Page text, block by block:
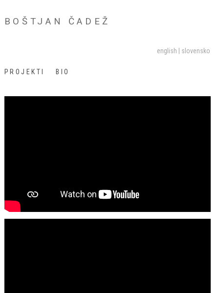
BOŠTJAN ČADEŽ
english slovensko
PROJEKTI BIO